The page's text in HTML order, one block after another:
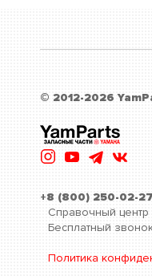
© 2012-2026
+8 (800) 250-02-27
Справочный центр
Бесплатный
Политика